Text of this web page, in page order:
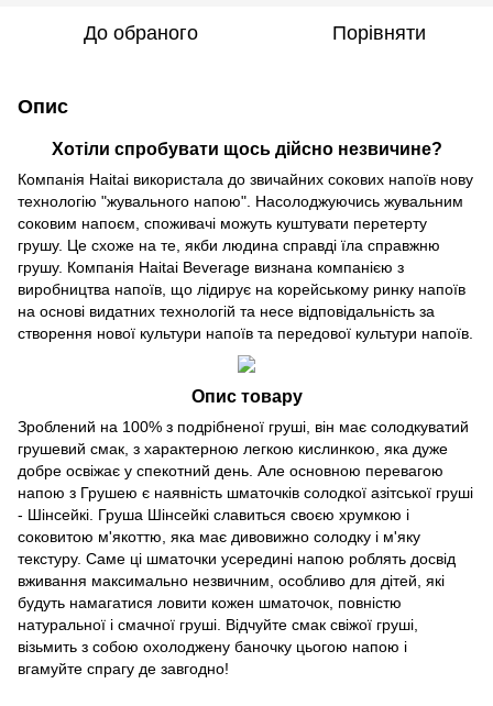
До обраного Порівняти
Опис
Хотіли спробувати щось дійсно незвичине?
Компанія Haitai використала до звичайних сокових напоїв нову
технологію "жувального напою". Насолоджуючись жувальним
соковим напоєм, споживачі можуть куштувати перетерту
грушу. Це схоже на те, якби людина справді їла справжню
грушу. Компанія Haitai Beverage визнана компанією з
виробництва напоїв, що лідирує на корейському ринку напоїв
на основі видатних технологій та несе відповідальність за
створення нової культури напоїв та передової культури напоїв.
Опис товару
Зроблений на 100% з подрібненої груші, він має солодкуватий
грушевий смак, з характерною легкою кислинкою, яка дуже
добре освіжає у спекотний день. Але основною перевагою
напою з Грушею є наявність шматочків солодкої азітської груші
- Шінсейкі. Груша Шінсейкі славиться своєю хрумкою і
соковитою м'якоттю, яка має дивовижно солодку і м'яку
текстуру. Саме ці шматочки усередині напою роблять досвід
вживання максимально незвичним, особливо для дітей, які
будуть намагатися ловити кожен шматочок, повністю
натуральної і смачної груші. Відчуйте смак свіжої груші,
візьмить з собою охолоджену баночку цьогою напою і
вгамуйте спрагу де завгодно!